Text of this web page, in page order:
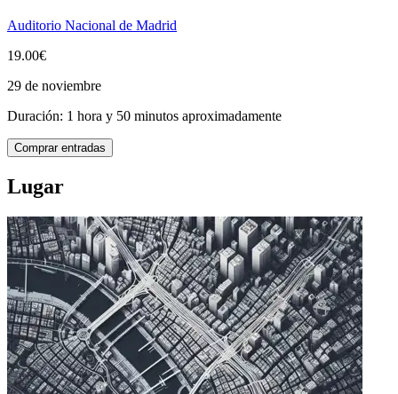
Auditorio Nacional de Madrid
19.00€
29 de noviembre
Duración: 1 hora y 50 minutos aproximadamente
Comprar entradas
Lugar